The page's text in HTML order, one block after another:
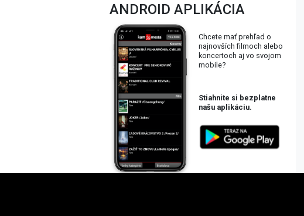
ANDROID APLIKÁCIA
Chcete mať prehľad o
najnovších filmoch alebo
koncertoch aj vo svojom
mobile?
Stiahnite si bezplatne
našu aplikáciu.